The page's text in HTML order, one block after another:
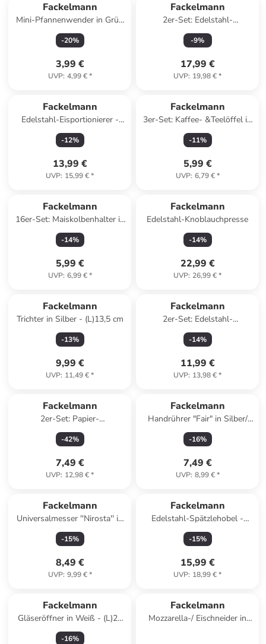
Fackelmann
Mini-Pfannenwender in Grün
- (H)21 cm
-20%
3,99 €
UVP: 4,99 €*
Fackelmann
2er-Set: Edelstahl-
Tischtuchklammern - 2x 4
Stück
-9%
17,99 €
UVP: 19,98 €*
Fackelmann
Edelstahl-Eisportionierer -
(H)21 x Ø 5 cm
-12%
13,99 €
UVP: 15,99 €*
Fackelmann
3er-Set: Kaffee- &Teelöffel in
Silber - (L)19,5 cm
-11%
5,99 €
UVP: 6,79 €*
Fackelmann
16er-Set: Maiskolbenhalter in
Gelb - (L)6 cm
-14%
5,99 €
UVP: 6,99 €*
Fackelmann
Edelstahl-Knoblauchpresse
-14%
22,99 €
UVP: 26,99 €*
Fackelmann
Trichter in Silber - (L)13,5 cm
-13%
9,99 €
UVP: 11,49 €*
Fackelmann
2er-Set: Edelstahl-
Schaschlikspieße - (L)22 cm -
2x 12 Stück
-14%
11,99 €
UVP: 13,98 €*
Fackelmann
2er-Set: Papier-
Muffinbackförmchen in Rosa -
2 x 100 Stück
-42%
7,49 €
UVP: 12,98 €*
Fackelmann
Handrührer "Fair" in Silber/
Natur
-16%
7,49 €
UVP: 8,99 €*
Fackelmann
Universalmesser ''Nirosta'' in
Schwarz/ Hellbraun - (L)24,5
cm
-15%
8,49 €
UVP: 9,99 €*
Fackelmann
Edelstahl-Spätzlehobel -
(L)31,5 x (B)11 cm
-15%
15,99 €
UVP: 18,99 €*
Fackelmann
Gläseröffner in Weiß - (L)27
cm
-16%
Fackelmann
Mozzarella-/ Eischneider in